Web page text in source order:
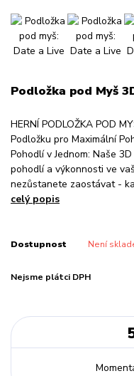
Podložka pod Myš
HERNÍ PODLOŽKA POD
Podložku pro Maximální
Pohodlí v Jednom: Naše
pohodlí a výkonnosti ve
nezůstanete zaostávat -
celý popis
Dostupnost Není
Nejsme plátci DPH